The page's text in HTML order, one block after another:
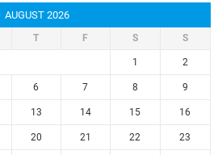
AUGUST 2026
T F S S
1 2
6 7 8 9
13 14 15 16
20 21 22 23